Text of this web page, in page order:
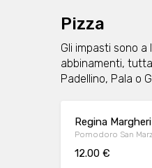
Pizza
Gli impasti sono
abbinamenti,
Padellino, Pala o
Regina
Pomodoro San
12.00 €